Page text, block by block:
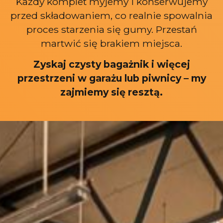
przed składowaniem, co realnie spowalnia
proces starzenia się gumy. Przestań
martwić się brakiem miejsca.
Zyskaj czysty bagażnik i więcej
przestrzeni w garażu lub piwnicy – my
zajmiemy się resztą.